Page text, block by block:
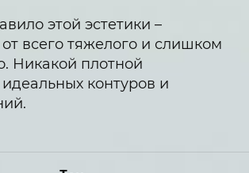
этой эстетики –
от всего тяжелого и слишком
Никакой плотной
контуров и